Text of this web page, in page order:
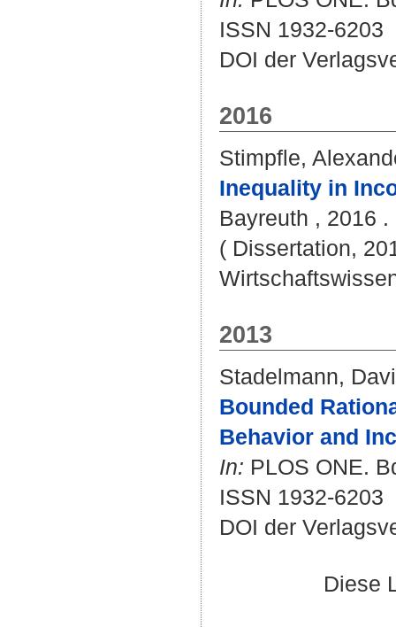
ISSN 1932-6203
DOI der
2016
Stimpfle,
Inequality in
Bayreuth , 2016
( Dissertation,
2013
Stadelmann,
Bounded
Behavior and
In: PLOS ONE.
ISSN 1932-6203
DOI der
Diese